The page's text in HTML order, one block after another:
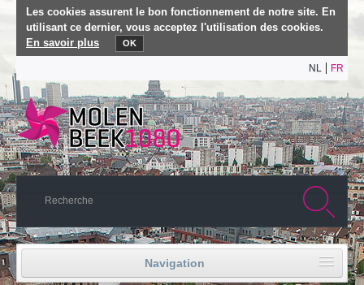
Les cookies assurent le bon fonctionnement de notre site. En
utilisant ce dernier, vous acceptez l'utilisation des cookies.
En savoir plus
OK
NL FR
Navigation